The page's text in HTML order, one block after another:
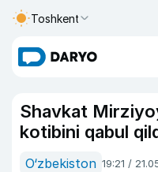
Toshkent
Shavkat
kotibini qabul
O‘zbekiston 19:21 /